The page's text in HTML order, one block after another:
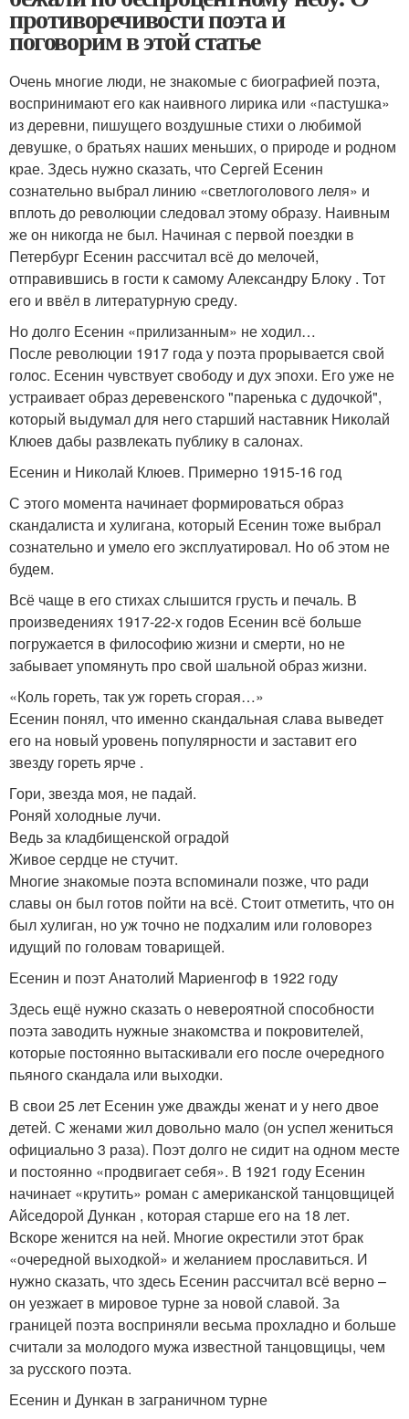
противоречивости поэта и
поговорим в этой статье
Очень многие люди, не знакомые с биографией поэта,
воспринимают его как наивного лирика или «пастушка»
из деревни, пишущего воздушные стихи о любимой
девушке, о братьях наших меньших, о природе и родном
крае. Здесь нужно сказать, что Сергей Есенин
сознательно выбрал линию «светлоголового леля» и
вплоть до революции следовал этому образу. Наивным
же он никогда не был. Начиная с первой поездки в
Петербург Есенин рассчитал всё до мелочей,
отправившись в гости к самому Александру Блоку . Тот
его и ввёл в литературную среду.
Но долго Есенин «прилизанным» не ходил…
После революции 1917 года у поэта прорывается свой
голос. Есенин чувствует свободу и дух эпохи. Его уже не
устраивает образ деревенского "паренька с дудочкой",
который выдумал для него старший наставник Николай
Клюев дабы развлекать публику в салонах.
Есенин и Николай Клюев. Примерно 1915-16 год
С этого момента начинает формироваться образ
скандалиста и хулигана, который Есенин тоже выбрал
сознательно и умело его эксплуатировал. Но об этом не
будем.
Всё чаще в его стихах слышится грусть и печаль. В
произведениях 1917-22-х годов Есенин всё больше
погружается в философию жизни и смерти, но не
забывает упомянуть про свой шальной образ жизни.
«Коль гореть, так уж гореть сгорая…»
Есенин понял, что именно скандальная слава выведет
его на новый уровень популярности и заставит его
звезду гореть ярче .
Гори, звезда моя, не падай.
Роняй холодные лучи.
Ведь за кладбищенской оградой
Живое сердце не стучит.
Многие знакомые поэта вспоминали позже, что ради
славы он был готов пойти на всё. Стоит отметить, что он
был хулиган, но уж точно не подхалим или головорез
идущий по головам товарищей.
Есенин и поэт Анатолий Мариенгоф в 1922 году
Здесь ещё нужно сказать о невероятной способности
поэта заводить нужные знакомства и покровителей,
которые постоянно вытаскивали его после очередного
пьяного скандала или выходки.
В свои 25 лет Есенин уже дважды женат и у него двое
детей. С женами жил довольно мало (он успел жениться
официально 3 раза). Поэт долго не сидит на одном месте
и постоянно «продвигает себя». В 1921 году Есенин
начинает «крутить» роман с американской танцовщицей
Айседорой Дункан , которая старше его на 18 лет.
Вскоре женится на ней. Многие окрестили этот брак
«очередной выходкой» и желанием прославиться. И
нужно сказать, что здесь Есенин рассчитал всё верно –
он уезжает в мировое турне за новой славой. За
границей поэта восприняли весьма прохладно и больше
считали за молодого мужа известной танцовщицы, чем
за русского поэта.
Есенин и Дункан в заграничном турне